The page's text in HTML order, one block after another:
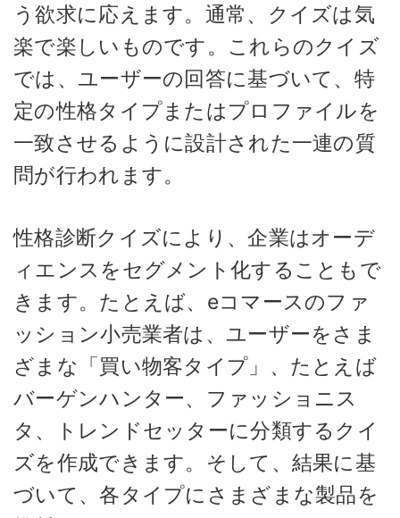
う欲求に応えます。通常、クイズは気
楽で楽しいものです。これらのクイズ
では、ユーザーの回答に基づいて、特
定の性格タイプまたはプロファイルを
一致させるように設計された一連の質
問が行われます。
性格診断クイズにより、企業はオーデ
ィエンスをセグメント化することもで
きます。たとえば、eコマースのファ
ッション小売業者は、ユーザーをさま
ざまな「買い物客タイプ」、たとえば
バーゲンハンター、ファッショニス
タ、トレンドセッターに分類するクイ
ズを作成できます。そして、結果に基
づいて、各タイプにさまざまな製品を